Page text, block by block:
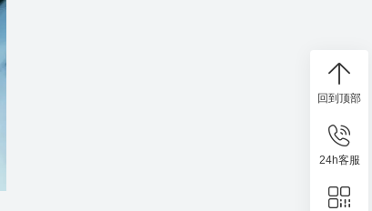
回到顶部
24h客服